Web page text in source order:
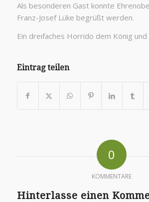
Als besonderen Gast konnte
Franz-Josef Lüke begrüßt werden.
Ein dreifaches Horrido dem König und
Eintrag teilen
0
KOMMENTARE
Hinterlasse einen